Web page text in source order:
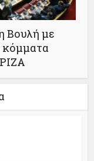
Βουλή με
κόμματα